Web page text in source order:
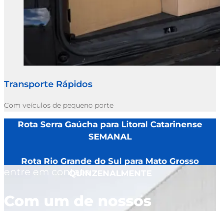
Transporte Rápidos
Com veículos de pequeno porte
Rota Serra Gaúcha para Litoral Catarinense
SEMANAL
Rota Rio Grande do Sul para Mato Grosso
QUINZENALMENTE
entre em contato
Com um de nossos